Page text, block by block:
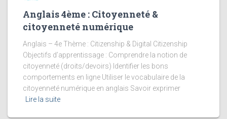
Anglais 4ème : Citoyenneté &
citoyenneté numérique
Anglais – 4e Thème : Citizenship & Digital Citizenship
Objectifs d’apprentissage : Comprendre la notion de
citoyenneté (droits/devoirs) Identifier les bons
comportements en ligne Utiliser le vocabulaire de la
citoyenneté numérique en anglais Savoir exprimer
Lire la suite